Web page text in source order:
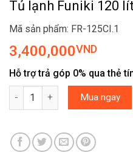
Tủ lạnh Funiki 120
Mã sản phẩm: FR-125CI.1
3,400,000VND
Hỗ trợ trả góp 0% qua thẻ
Tủ lạnh Funiki 120 lít FR-
Mua ngay